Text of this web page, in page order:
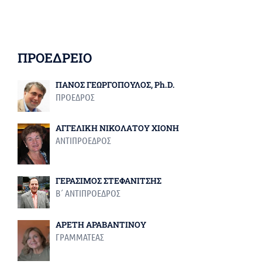
ΠΡΟΕΔΡΕΙΟ
ΠΑΝΟΣ ΓΕΩΡΓΟΠΟΥΛΟΣ, Ph.D.
ΠΡΟΕΔΡΟΣ
ΑΓΓΕΛΙΚΗ ΝΙΚΟΛΑΤΟΥ ΧΙΟΝΗ
ΑΝΤΙΠΡΟΕΔΡΟΣ
ΓΕΡΑΣΙΜΟΣ ΣΤΕΦΑΝΙΤΣΗΣ
Β΄ ΑΝΤΙΠΡΟΕΔΡΟΣ
ΑΡΕΤΗ ΑΡΑΒΑΝΤΙΝΟΥ
ΓΡΑΜΜΑΤΕΑΣ